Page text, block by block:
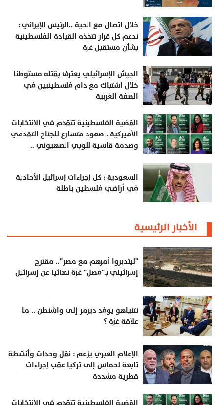
خلال اتصال مع الحية ..الرئيس الإيراني :
ندعم كل قرار تتخذه القيادة الفلسطينية
بشأن مستقبل غزة
الجيش الإسرائيلي يعترف بقتله مستوطنا
خلال اشتباك مع دام فلسطينيين في
الضفة الغربية
القضية الفلسطينية تتقدم في الانتخابات
الأميركية.. صعود متسارع للجناح التقدمي
وصدمة قاسية للوبي الصهيوني ..
السعودية : كل إجراءات إسرائيل الأحادية
في أراضي فلسطين باطلة
الأخبار الرئيسية
"ليتدبروا أمرهم مع مصر".. مقترح
إسرائيلي بـ"فصل" غزة نهائيا عن إسرائيل
نتنياهو يوفد ديرمر إلى واشنطن .. ما
علاقة غزة ؟
الإعلام العبري يزعم : نقل وحدات وأنشطة
تابعة لحماس إلى تركيا عقب إجراءات
قطرية مشددة